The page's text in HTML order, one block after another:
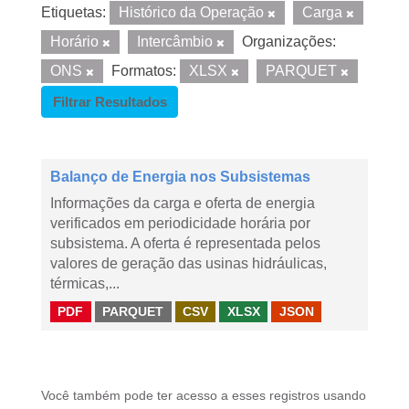
Etiquetas: Histórico da Operação
Carga
Horário
Intercâmbio
Organizações:
ONS
Formatos: XLSX
PARQUET
Filtrar Resultados
Balanço de Energia nos Subsistemas
Informações da carga e oferta de energia
verificados em periodicidade horária por
subsistema. A oferta é representada pelos
valores de geração das usinas hidráulicas,
térmicas,...
PDF PARQUET CSV XLSX JSON
Você também pode ter acesso a esses registros usando